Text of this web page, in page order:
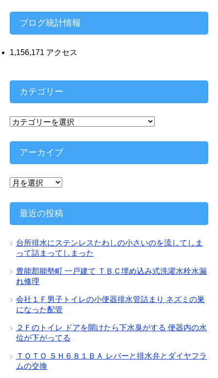
ス
ブログ統計情報
1,156,171 アクセス
カテゴリー
カ
ゴ
ー
アーカイブ
ア
カ
ブ
最近の投稿
台所排水にステンレスたわしの小さいのを流してしま
って詰まってしまった
豊能郡能勢町 一戸建て ＴＢＣ埋め込み式洗濯水栓水漏
れ修理
会社１Ｆ男子トイレの小便器排水管詰まり ネズミの巣
になった配管
２Ｆのトイレ ドアを開けたら下水臭がする 便器内の水
位が下がってる
ＴＯＴＯ ＳＨ６８１ＢＡ レバーと排水弁とダイヤフラ
ムの交換